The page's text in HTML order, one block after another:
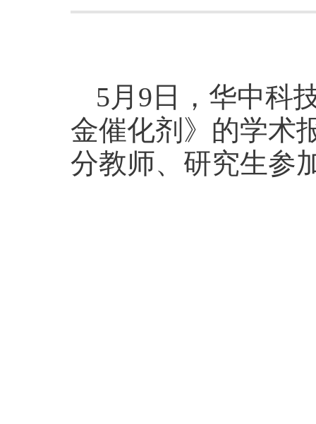
5月9日，华中科
金催化剂》的学术
分教师、研究生参